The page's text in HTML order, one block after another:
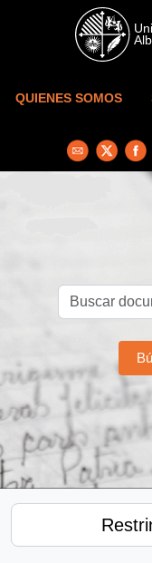
Skip to main content
QUIENES SOMOS